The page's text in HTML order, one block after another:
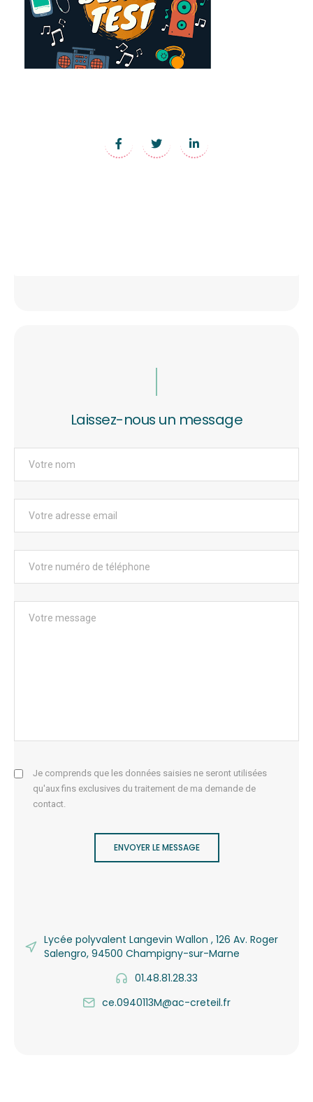
Laissez-nous un message
Je comprends que les données saisies ne seront utilisées
qu'aux fins exclusives du traitement de ma demande de
contact.
ENVOYER LE MESSAGE
Lycée polyvalent Langevin Wallon , 126 Av. Roger
Salengro, 94500 Champigny-sur-Marne
01.48.81.28.33
ce.0940113M@ac-creteil.fr